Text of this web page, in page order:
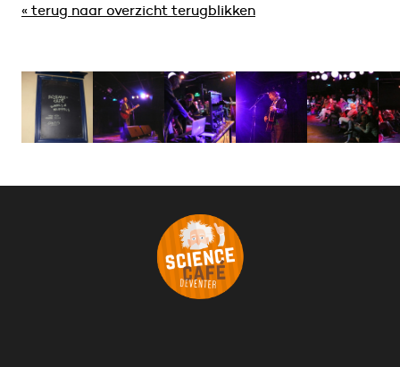
« terug naar overzicht terugblikken